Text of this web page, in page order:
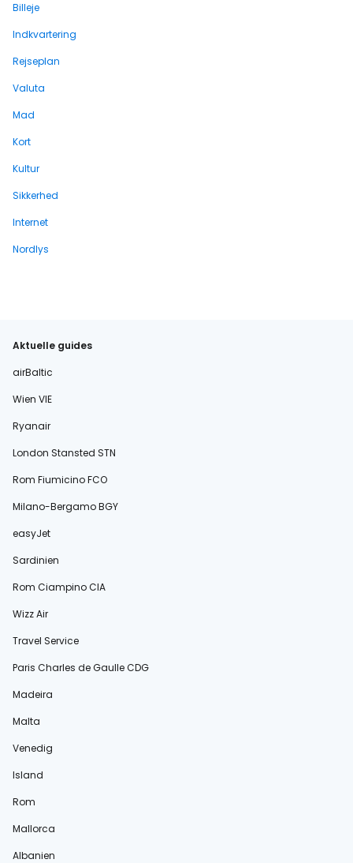
Billeje
Indkvartering
Rejseplan
Valuta
Mad
Kort
Kultur
Sikkerhed
Internet
Nordlys
Aktuelle guides
airBaltic
Wien VIE
Ryanair
London Stansted STN
Rom Fiumicino FCO
Milano-Bergamo BGY
easyJet
Sardinien
Rom Ciampino CIA
Wizz Air
Travel Service
Paris Charles de Gaulle CDG
Madeira
Malta
Venedig
Island
Rom
Mallorca
Albanien